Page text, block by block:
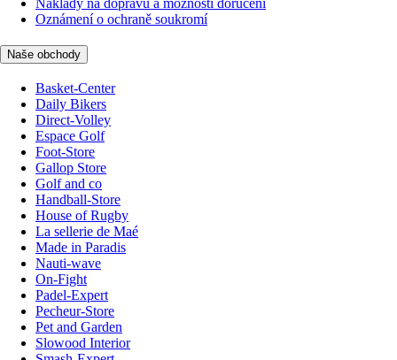
Oznámení o ochraně soukromí
Naše obchody
Basket-Center
Daily Bikers
Direct-Volley
Espace Golf
Foot-Store
Gallop Store
Golf and co
Handball-Store
House of Rugby
La sellerie de Maé
Made in Paradis
Nauti-wave
On-Fight
Padel-Expert
Pecheur-Store
Pet and Garden
Slowood Interior